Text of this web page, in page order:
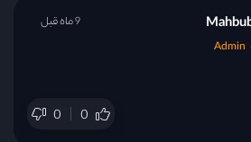
Admin
0 0
9 ماه قبل